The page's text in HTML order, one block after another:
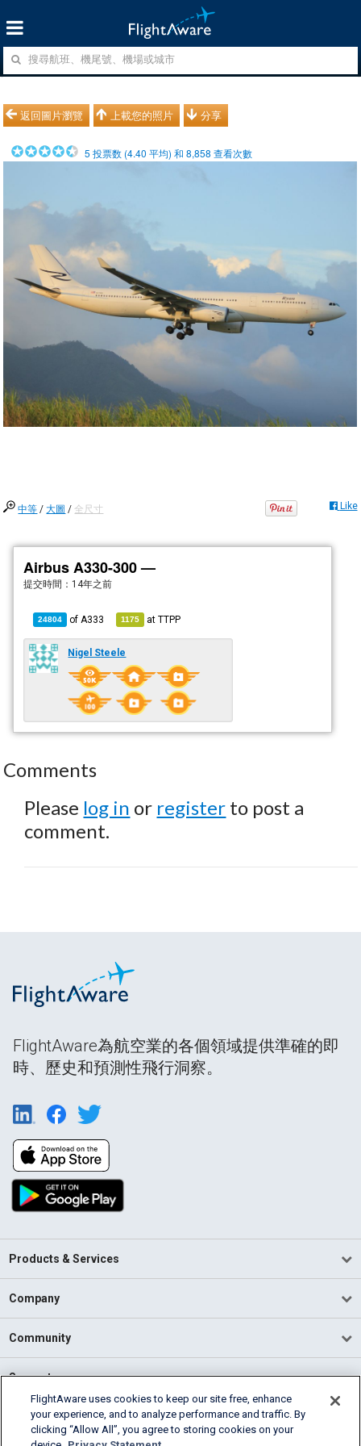
返回圖片瀏覽 上載您的照片 分享
5 投票数 (4.40 平均) 和8,858 查看次數
中等 /大圖 / 全尺寸 Like
Airbus A330-300 —
提交時間： 14年之前
24804 of A333 1175 atTTPP
Nigel Steele
Comments
Please log in or register to post a
comment.
FlightAware為航空業的各個領域提供準確的即
時、歷史和預測性飛行洞察。
Products & Services
Company
Community
Support
English (USA)
2026 FlightAware
FlightAware uses cookies to keep our site free, enhance
your experience, and to analyze performance and traffic. By
clicking “Allow All”, you agree to storing cookies on your